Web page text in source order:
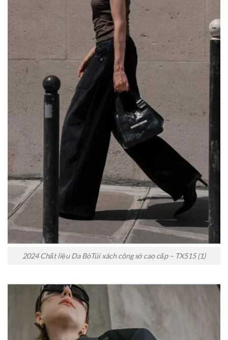
2024 Chất liệu Da BòTúi xách công sở cao cấp – TX515 (1)